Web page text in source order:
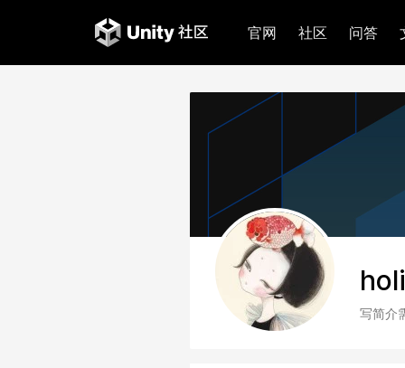
官网 社区 问答
写简介